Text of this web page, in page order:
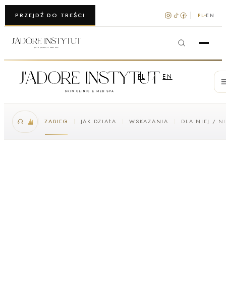
PRZEJDŹ DO TREŚCI
WARSZAWA · KRAKÓW PL EN
PL / EN
ZABIEG JAK DZIAŁA WSKAZANIA DLA NIEJ /